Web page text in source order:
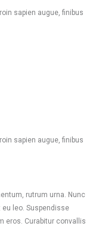
sapien augue, finibus
sapien augue, finibus
rutrum urna. Nunc
leo. Suspendisse
eros. Curabitur convallis